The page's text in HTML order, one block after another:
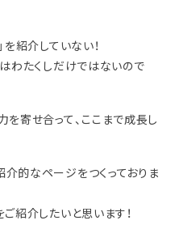
を紹介していない！
わたくしだけではないので
を寄せ合って、ここまで成長し
的なページをつくっておりま
紹介したいと思います！